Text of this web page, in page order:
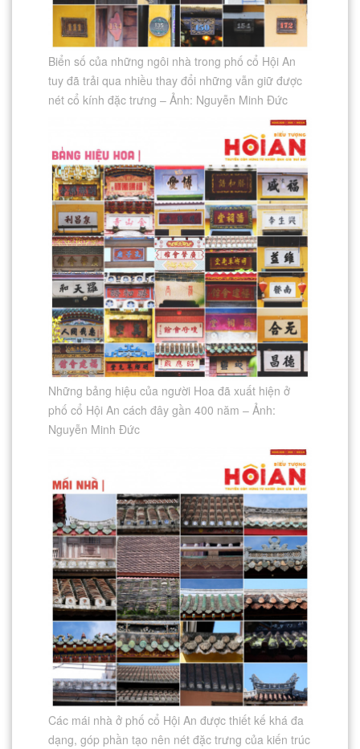
Biển số của những ngôi nhà trong phố cổ Hội An
tuy đã trải qua nhiều thay đổi những vẫn giữ được
nét cổ kính đặc trưng – Ảnh: Nguyễn Minh Đức
Những bảng hiệu của người Hoa đã xuất hiện ở
phố cổ Hội An cách đây gần 400 năm – Ảnh:
Nguyễn Minh Đức
Các mái nhà ở phố cổ Hội An được thiết kế khá đa
dạng, góp phần tạo nên nét đặc trưng của kiến trúc